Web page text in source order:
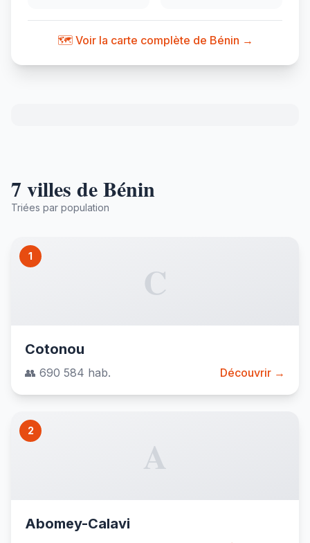
🗺️ Voir la carte complète de Bénin →
7 villes de Bénin
Triées par population
1
C
Cotonou
👥 690 584 hab. Découvrir →
2
A
Abomey-Calavi